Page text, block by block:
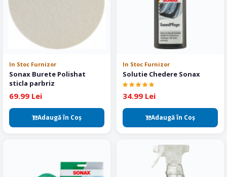
In Stoc Furnizor
Sonax Burete Polishat
sticla parbriz
69.99 Lei
Adaugă în Coş
In Stoc Furnizor
Solutie Chedere Sonax
34.99 Lei
Adaugă în Coş